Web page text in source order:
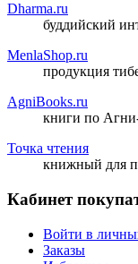
Dharma.ru
буддийский
MenlaShop.ru
продукция
AgniBooks.ru
книги по
Точка чтения
книжный для
Кабинет
Войти в
Заказы